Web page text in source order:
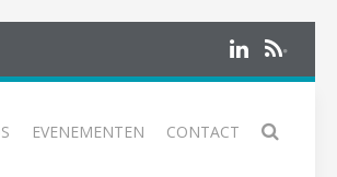
EVENEMENTEN CONTACT